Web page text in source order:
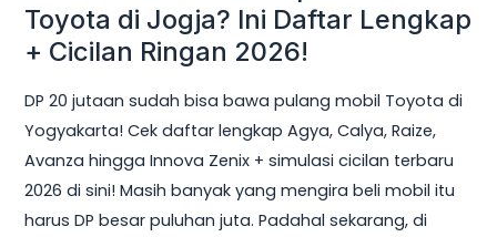
Toyota di Jogja? Ini Daftar Lengkap
+ Cicilan Ringan 2026!
DP 20 jutaan sudah bisa bawa pulang mobil Toyota di
Yogyakarta! Cek daftar lengkap Agya, Calya, Raize,
Avanza hingga Innova Zenix + simulasi cicilan terbaru
2026 di sini! Masih banyak yang mengira beli mobil itu
harus DP besar puluhan juta. Padahal sekarang, di
20
Jutaan
Dapat
Mobil
Toyota
di
Jogja?